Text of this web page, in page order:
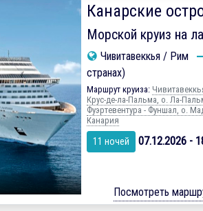
Канарские
Морской круиз на
Чивитавеккья / Рим
странах)
Маршрут круиза:
Крус-де-ла-Пальма, о. Ла-
Фуэртевентура - Фуншал, о.
Канария
11 ночей 07.12.2026 -
Посмотреть